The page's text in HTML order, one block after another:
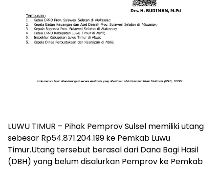
LUWU TIMUR – Pihak Pemprov Sulsel memiliki utang
sebesar Rp54.871.204.199 ke Pemkab Luwu
Timur.Utang tersebut berasal dari Dana Bagi Hasil
(DBH) yang belum disalurkan Pemprov ke Pemkab